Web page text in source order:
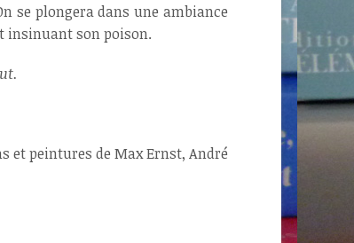
se plongera dans une ambiance
insinuant son poison.
et peintures de Max Ernst, André